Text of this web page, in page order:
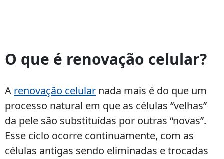
que
influenciam
celular
O que é renovação celular?
A renovação celular nada mais é do que um
processo natural em que as células “velhas”
da pele são substituídas por outras “novas”.
Esse ciclo ocorre continuamente, com as
células antigas sendo eliminadas e trocadas